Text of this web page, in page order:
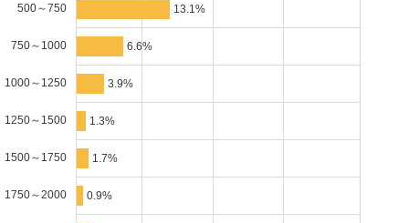
500～750 13.1%
750～1000 6.6%
1000～1250 3.9%
1250～1500 1.3%
1500～1750 1.7%
1750～2000 0.9%